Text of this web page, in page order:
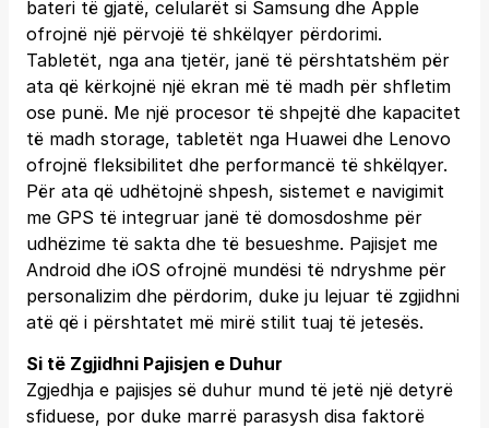
bateri të gjatë, celularët si Samsung dhe Apple
ofrojnë një përvojë të shkëlqyer përdorimi.
Tabletët, nga ana tjetër, janë të përshtatshëm për
ata që kërkojnë një ekran më të madh për shfletim
ose punë. Me një procesor të shpejtë dhe kapacitet
të madh storage, tabletët nga Huawei dhe Lenovo
ofrojnë fleksibilitet dhe performancë të shkëlqyer.
Për ata që udhëtojnë shpesh, sistemet e navigimit
me GPS të integruar janë të domosdoshme për
udhëzime të sakta dhe të besueshme. Pajisjet me
Android dhe iOS ofrojnë mundësi të ndryshme për
personalizim dhe përdorim, duke ju lejuar të zgjidhni
atë që i përshtatet më mirë stilit tuaj të jetesës.
Si të Zgjidhni Pajisjen e Duhur
Zgjedhja e pajisjes së duhur mund të jetë një detyrë
sfiduese, por duke marrë parasysh disa faktorë